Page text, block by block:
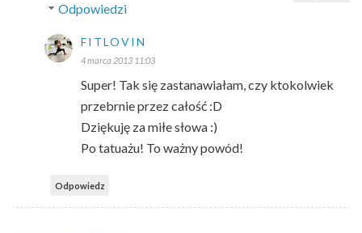
Odpowiedzi
FITLOVIN
4 marca 2013 11:03
Super! Tak się zastanawiałam, czy ktokolwiek
przebrnie przez całość :D
Dziękuję za miłe słowa :)
Po tatuażu! To ważny powód!
Odpowiedz